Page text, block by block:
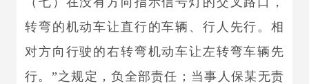
转弯的机动车让直行的车辆、行人先行。相
对方向行驶的右转弯机动车让左转弯车辆先
行。”之规定，负全部责任；当事人保某无责